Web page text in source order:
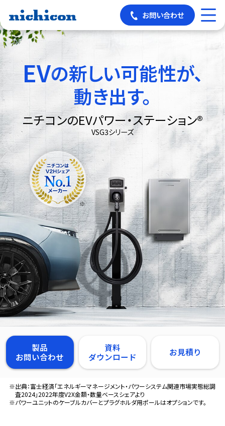
お問い合わせ
EVの新しい可能性が、
動き出す。
ニチコンのEVパワー・ステーション®
VSG3シリーズ
製品
お問い合わせ
資料
ダウンロード
お見積り
※出典：富士経済「エネルギーマネージメント・パワーシステム関連市場実態総調
査2024」2022年度V2X金額・数量ベースシェアより
※パワーユニットのケーブルカバーとプラグホルダ用ポールはオプションです。